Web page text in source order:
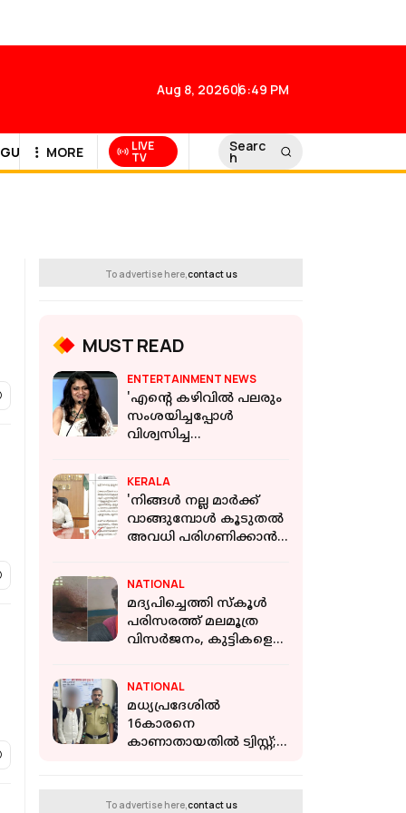
Aug 8, 202606:49 PM
GULF NEWS
MORE LIVE
TV
Searc
h
To advertise here,contact us
MUST READ
ENTERTAINMENT NEWS
'എന്റെ കഴിവിൽ പലരും
സംശയിച്ചപ്പോൾ
വിശ്വസിച്ച
മോഹന്‍ദാസ്
KERALA
'നിങ്ങൾ നല്ല മാർക്ക്
വാങ്ങുമ്പോൾ കൂടുതൽ
അവധി പരിഗണിക്കാൻ
പോസ്റ്റ് വൈറല്‍
NATIONAL
മദ്യപിച്ചെത്തി സ്കൂൾ
പരിസരത്ത് മലമൂത്ര
വിസർജനം, കുട്ടികളെ
പ്രധാനാധ്യാപകൻ
പിടിയിൽ
NATIONAL
മധ്യപ്രദേശിൽ
16കാരനെ
കാണാതായതിൽ ട്വിസ്റ്റ്;
To advertise here,contact us